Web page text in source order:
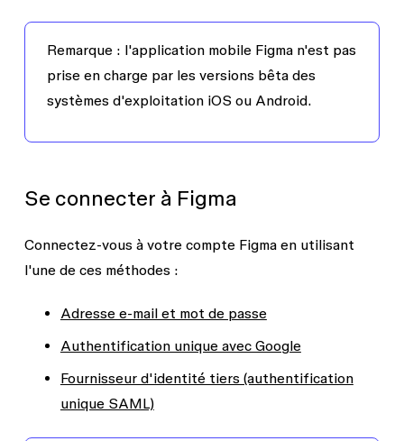
Remarque : l'application mobile Figma n'est pas
prise en charge par les versions bêta des
systèmes d'exploitation iOS ou Android.
Se connecter à Figma
Connectez-vous à votre compte Figma en utilisant
l'une de ces méthodes :
Adresse e-mail et mot de passe
Authentification unique avec Google
Fournisseur d'identité tiers (authentification
unique SAML)